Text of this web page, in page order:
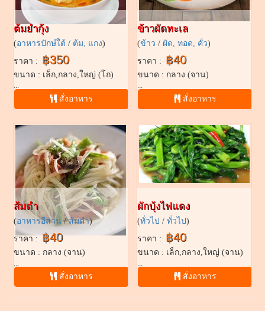
ต้มยำกุ้ง
(อาหารปักษ์ใต้ / ต้ม, แกง)
ราคา : ฿350
ขนาด : เล็ก,กลาง,ใหญ่ (โถ)
...
สั่งอาหาร
ข้าวผัดทะเล
(ข้าว / ผัด, ทอด, คั่ว)
ราคา : ฿40
ขนาด : กลาง (จาน)
...
สั่งอาหาร
ส้มตำ
(อาหารอีสาน/ส้มตำ)
ราคา : ฿40
ขนาด : กลาง (จาน)
...
สั่งอาหาร
ผักบุ้งไฟแดง
(ทั่วไป / ทั่วไป)
ราคา : ฿40
ขนาด : เล็ก,กลาง,ใหญ่ (จาน)
...
สั่งอาหาร